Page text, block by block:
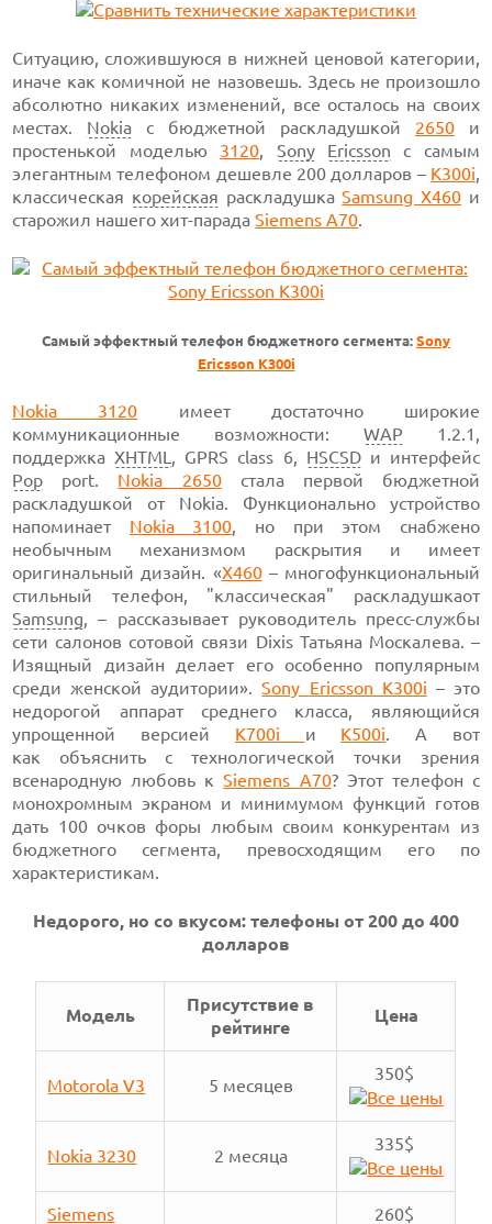
Ситуацию, сложившуюся в нижней ценовой категории,
иначе как комичной не назовешь. Здесь не произошло
абсолютно никаких изменений, все осталось на своих
местах. Nokia c бюджетной раскладушкой 2650и
простенькой моделью 3120, Sony Ericsson с самым
элегантным телефоном дешевле 200 долларов – K300i,
классическая корейская раскладушкаSamsung X460 и
старожил нашегохит-парада Siemens A70.
Самый эффектный телефон бюджетного сегмента: Sony
Ericsson K300i
Nokia 3120 имеетдостаточно широкие
коммуникационные возможности: WAP 1.2.1,
поддержкаXHTML , GPRS class 6, HSCSDи интерфейс
Pop port. Nokia 2650сталапервой бюджетной
раскладушкой от Nokia. Функционально устройство
напоминает Nokia 3100, но при этом снабжено
необычным механизмом раскрытия и имеет
оригинальный дизайн. «Х460–многофункциональный
стильный телефон, "классическая" раскладушкаот
Samsung, – рассказывает руководитель пресс-службы
сети салонов сотовой связи Dixis Татьяна Москалева. –
Изящный дизайн делает его особенно популярным
среди женской аудитории».Sony Ericsson K300i –это
недорогой аппарат среднего класса, являющийся
упрощенной версией K700i и K500i. А вот
как объяснить с технологической точки зрения
всенародную любовь кSiemens A70? Этот телефон с
монохромным экраном и минимумом функций готов
дать 100 очков форы любым своим конкурентам из
бюджетного сегмента, превосходящим его по
характеристикам.
Недорого, но со вкусом: телефоны от 200 до 400
долларов
Модель
Присутствие в
рейтинге
Цена
Motorola V3 5 месяцев
350$
Nokia 3230 2 месяца
335$
Siemens 260$